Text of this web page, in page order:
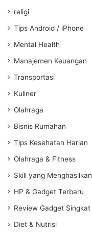
religi
Tips Android / iPhone
Mental Health
Manajemen Keuangan
Transportasi
Kuliner
Olahraga
Bisnis Rumahan
Tips Kesehatan Harian
Olahraga & Fitness
Skill yang Menghasilkan
HP & Gadget Terbaru
Review Gadget Singkat
Diet & Nutrisi